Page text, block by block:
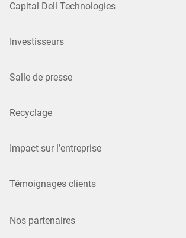
Capital Dell Technologies
Investisseurs
Salle de presse
Recyclage
Impact sur l’entreprise
Témoignages clients
Nos partenaires